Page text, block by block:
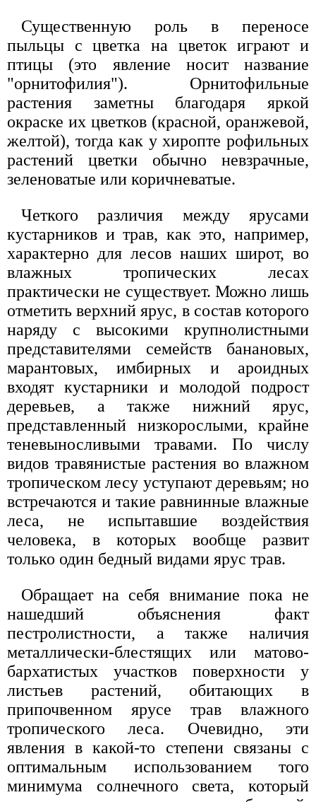
Существенную роль в переносе
пыльцы с цветка на цветок играют и
птицы (это явление носит название
"орнитофилия"). Орнитофильные
растения заметны благодаря яркой
окраске их цветков (красной, оранжевой,
желтой), тогда как у хиропте рофильных
растений цветки обычно невзрачные,
зеленоватые или коричневатые.
Четкого различия между ярусами
кустарников и трав, как это, например,
характерно для лесов наших широт, во
влажных тропических лесах
практически не существует. Можно лишь
отметить верхний ярус, в состав которого
наряду с высокими крупнолистными
представителями семейств банановых,
марантовых, имбирных и ароидных
входят кустарники и молодой подрост
деревьев, а также нижний ярус,
представленный низкорослыми, крайне
теневыносливыми травами. По числу
видов травянистые растения во влажном
тропическом лесу уступают деревьям; но
встречаются и такие равнинные влажные
леса, не испытавшие воздействия
человека, в которых вообще развит
только один бедный видами ярус трав.
Обращает на себя внимание пока не
нашедший объяснения факт
пестролистности, а также наличия
металлически-блестящих или матово-
бархатистых участков поверхности у
листьев растений, обитающих в
припочвенном ярусе трав влажного
тропического леса. Очевидно, эти
явления в какой-то степени связаны с
оптимальным использованием того
минимума солнечного света, который